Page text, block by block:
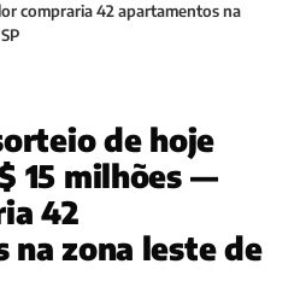
compraria 42 apartamentos na
de hoje
15 milhões —
42
na zona leste de